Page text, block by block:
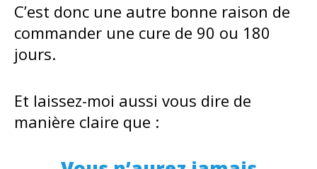
C’est donc une autre bonne raison de
commander une cure de 90 ou 180
jours.
Et laissez-moi aussi vous dire de
manière claire que :